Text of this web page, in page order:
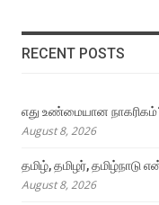
RECENT POSTS
எது உண்மையான
August 8, 2026
தமிழ், தமிழர்,
August 8, 2026